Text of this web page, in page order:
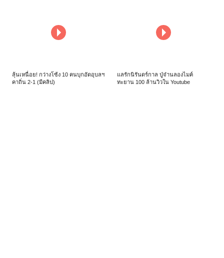
ลุ้นเหนื่อย! กว่างโซ้ง 10 คนบุกอัดอุบลฯ
คาถิ่น 2-1 (มีคลิป)
แลรักนิรันดร์กาล ปู่จ๋านลองไมค์
ทะยาน 100 ล้านวิวใน Youtube